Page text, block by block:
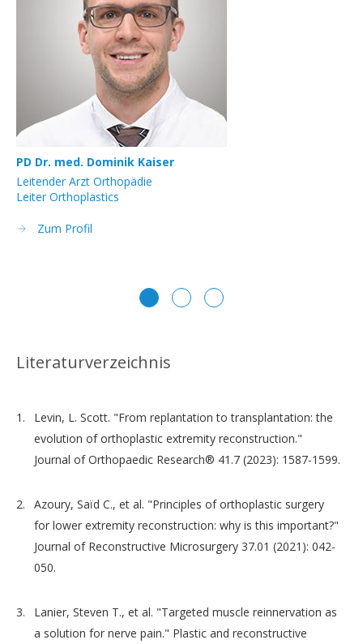
PD Dr. med. Dominik Kaiser
Leitender Arzt Orthopädie
Leiter Orthoplastics
Zum Profil
Literaturverzeichnis
Levin, L. Scott. "From replantation to transplantation: the
evolution of orthoplastic extremity reconstruction."
Journal of Orthopaedic Research® 41.7 (2023): 1587-1599.
Azoury, Saïd C., et al. "Principles of orthoplastic surgery
for lower extremity reconstruction: why is this important?"
Journal of Reconstructive Microsurgery 37.01 (2021): 042-
050.
Lanier, Steven T., et al. "Targeted muscle reinnervation as
a solution for nerve pain." Plastic and reconstructive